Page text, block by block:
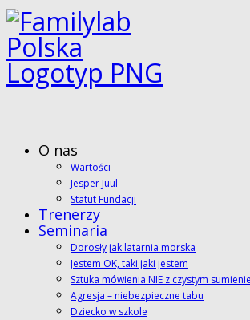
O nas
Wartości
Jesper Juul
Statut Fundacji
Trenerzy
Seminaria
Dorosły jak latarnia morska
Jestem OK, taki jaki jestem
Sztuka mówienia NIE z czystym
Agresja – niebezpieczne tabu
Dziecko w szkole